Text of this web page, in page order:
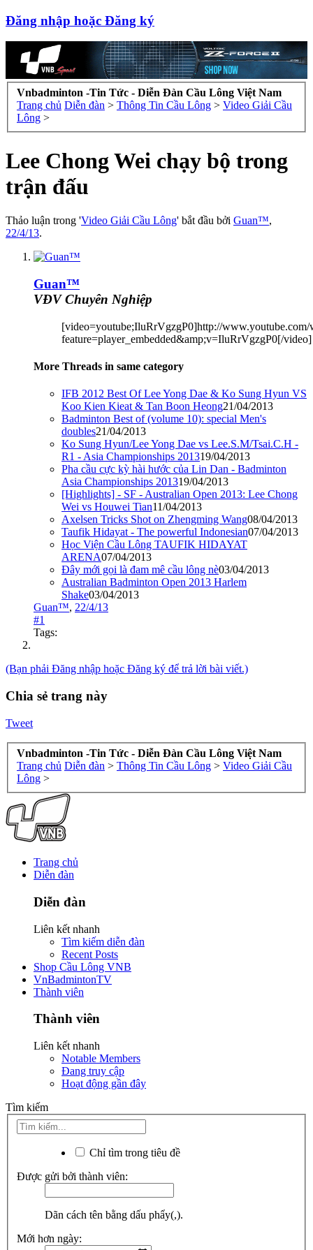
Đăng nhập hoặc Đăng ký
Vnbadminton -Tin Tức - Diễn Đàn Cầu Lông Việt Nam
Trang chủ Diễn đàn > Thông Tin Cầu Lông > Video Giải Cầu
Lông >
Lee Chong Wei chạy bộ trong
trận đấu
Thảo luận trong 'Video Giải Cầu Lông' bắt đầu bởi Guan™,
22/4/13.
Guan™
VĐV Chuyên Nghiệp
[video=youtube;IluRrVgzgP0]http://www.youtube.com/
feature=player_embedded&amp;v=IluRrVgzgP0[/video]
More Threads in same category
IFB 2012 Best Of Lee Yong Dae & Ko Sung Hyun VS
Koo Kien Kieat & Tan Boon Heong21/04/2013
Badminton Best of (volume 10): special Men's
doubles21/04/2013
Ko Sung Hyun/Lee Yong Dae vs Lee.S.M/Tsai.C.H -
R1 - Asia Championships 201319/04/2013
Pha cầu cực kỳ hài hước của Lin Dan - Badminton
Asia Championships 201319/04/2013
[Highlights] - SF - Australian Open 2013: Lee Chong
Wei vs Houwei Tian11/04/2013
Axelsen Tricks Shot on Zhengming Wang08/04/2013
Taufik Hidayat - The powerful Indonesian07/04/2013
Học Viện Cầu Lông TAUFIK HIDAYAT
ARENA07/04/2013
Đây mới gọi là đam mê cầu lông nè03/04/2013
Australian Badminton Open 2013 Harlem
Shake03/04/2013
Guan™, 22/4/13
#1
Tags:
(Bạn phải Đăng nhập hoặc Đăng ký để trả lời bài viết.)
Chia sẻ trang này
Tweet
Vnbadminton -Tin Tức - Diễn Đàn Cầu Lông Việt Nam
Trang chủ Diễn đàn > Thông Tin Cầu Lông > Video Giải Cầu
Lông >
Trang chủ
Diễn đàn
Diễn đàn
Liên kết nhanh
Tìm kiếm diễn đàn
Recent Posts
Shop Cầu Lông VNB
VnBadmintonTV
Thành viên
Thành viên
Liên kết nhanh
Notable Members
Đang truy cập
Hoạt động gần đây
Tìm kiếm
Chỉ tìm trong tiêu đề
Được gửi bởi thành viên:
Dãn cách tên bằng dấu phẩy(,).
Mới hơn ngày: